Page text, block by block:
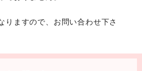
りますので、お問い合わせ下さ